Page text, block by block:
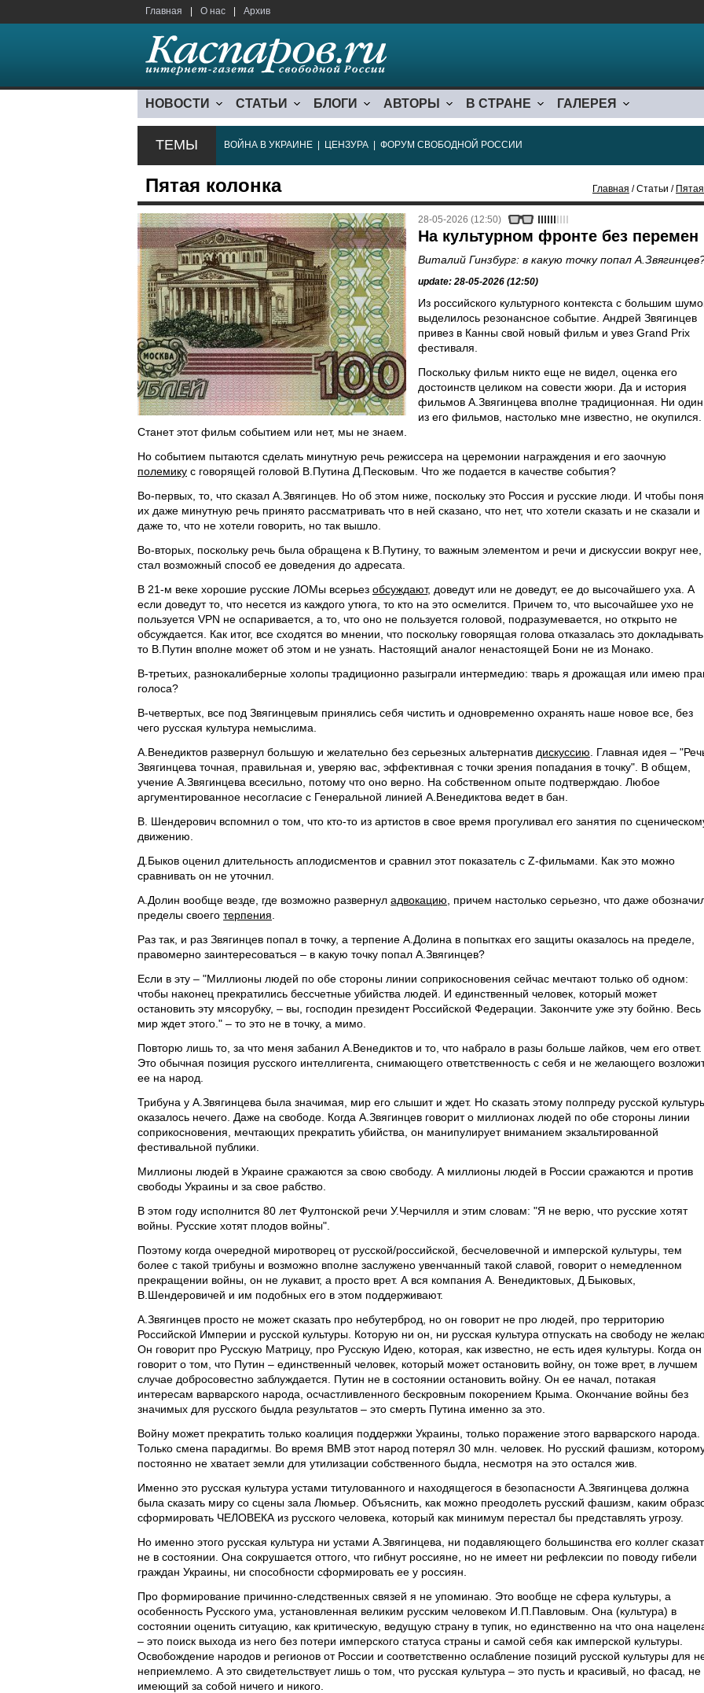
Главная О нас Архив
НОВОСТИ СТАТЬИ БЛОГИ АВТОРЫ В СТРАНЕ ГАЛЕРЕЯ
ТЕМЫ ВОЙНА В УКРАИНЕ ЦЕНЗУРА ФОРУМ СВОБОДНОЙ РОССИИ
Пятая колонка Главная / Статьи /
28-05-2026 (12:50)
На культурном фронте без перемен
Виталий Гинзбург: в какую точку попал
update: 28-05-2026 (12:50)
Из российского культурного контекста с большим
выделилось резонансное событие. Андрей Звягинцев
привез в Канны свой новый фильм и увез Grand Prix
фестиваля.
Поскольку фильм никто еще не видел, оценка его
достоинств целиком на совести жюри. Да и история
фильмов А.Звягинцева вполне традиционная. Ни один
из его фильмов, настолько мне известно, не окупился.
Станет этот фильм событием или нет, мы не знаем.
Но событием пытаются сделать минутную речь режиссера на церемонии награждения и его заочную
полемику с говорящей головой В.Путина Д.Песковым. Что же подается в качестве события?
Во-первых, то, что сказал А.Звягинцев. Но об этом ниже, поскольку это Россия и русские люди. И чтобы
их даже минутную речь принято рассматривать что в ней сказано, что нет, что хотели сказать и не сказали и
даже то, что не хотели говорить, но так вышло.
Во-вторых, поскольку речь была обращена к В.Путину, то важным элементом и речи и дискуссии вокруг нее,
стал возможный способ ее доведения до адресата.
В 21-м веке хорошие русские ЛОМы всерьез обсуждают, доведут или не доведут, ее до высочайшего уха. А
если доведут то, что несется из каждого утюга, то кто на это осмелится. Причем то, что высочайшее ухо не
пользуется VPN не оспаривается, а то, что оно не пользуется головой, подразумевается, но открыто не
обсуждается. Как итог, все сходятся во мнении, что поскольку говорящая голова отказалась это докладывать,
то В.Путин вполне может об этом и не узнать. Настоящий аналог ненастоящей Бони не из Монако.
В-третьих, разнокалиберные холопы традиционно разыграли интермедию: тварь я дрожащая или имею
голоса?
В-четвертых, все под Звягинцевым принялись себя чистить и одновременно охранять наше новое все, без
чего русская культура немыслима.
А.Венедиктов развернул большую и желательно без серьезных альтернатив дискуссию . Главная идея –
Звягинцева точная, правильная и, уверяю вас, эффективная с точки зрения попадания в точку". В общем,
учение А.Звягинцева всесильно, потому что оно верно. На собственном опыте подтверждаю. Любое
аргументированное несогласие с Генеральной линией А.Венедиктова ведет в бан.
В. Шендерович вспомнил о том, что кто-то из артистов в свое время прогуливал его занятия по
движению.
Д.Быков оценил длительность аплодисментов и сравнил этот показатель с Z-фильмами. Как это можно
сравнивать он не уточнил.
А.Долин вообще везде, где возможно развернул адвокацию , причем настолько серьезно, что даже
пределы своего терпения
Раз так, и раз Звягинцев попал в точку, а терпение А.Долина в попытках его защиты оказалось на пределе,
правомерно заинтересоваться – в какую точку попал А.Звягинцев?
Если в эту – "Миллионы людей по обе стороны линии соприкосновения сейчас мечтают только об одном:
чтобы наконец прекратились бессчетные убийства людей. И единственный человек, который может
остановить эту мясорубку, – вы, господин президент Российской Федерации. Закончите уже эту бойню. Весь
мир ждет этого." – то это не в точку, а мимо.
Повторю лишь то, за что меня забанил А.Венедиктов и то, что набрало в разы больше лайков, чем его ответ.
Это обычная позиция русского интеллигента, снимающего ответственность с себя и не желающего
ее на народ.
Трибуна у А.Звягинцева была значимая, мир его слышит и ждет. Но сказать этому полпреду русской
оказалось нечего. Даже на свободе. Когда А.Звягинцев говорит о миллионах людей по обе стороны линии
соприкосновения, мечтающих прекратить убийства, он манипулирует вниманием экзальтированной
фестивальной публики.
Миллионы людей в Украине сражаются за свою свободу. А миллионы людей в России сражаются и против
свободы Украины и за свое рабство.
В этом году исполнится 80 лет Фултонской речи У.Черчилля и этим словам: "Я не верю, что русские хотят
войны. Русские хотят плодов войны".
Поэтому когда очередной миротворец от русской/российской, бесчеловечной и имперской культуры, тем
более с такой трибуны и возможно вполне заслужено увенчанный такой славой, говорит о немедленном
прекращении войны, он не лукавит, а просто врет. А вся компания А. Венедиктовых, Д.Быковых,
В.Шендеровичей и им подобных его в этом поддерживают.
А.Звягинцев просто не может сказать про небутерброд, но он говорит не про людей, про территорию
Российской Империи и русской культуры. Которую ни он, ни русская культура отпускать на свободу не
Он говорит про Русскую Матрицу, про Русскую Идею, которая, как известно, не есть идея культуры. Когда он
говорит о том, что Путин – единственный человек, который может остановить войну, он тоже врет, в лучшем
случае добросовестно заблуждается. Путин не в состоянии остановить войну. Он ее начал, потакая
интересам варварского народа, осчастливленного бескровным покорением Крыма. Окончание войны без
значимых для русского быдла результатов – это смерть Путина именно за это.
Войну может прекратить только коалиция поддержки Украины, только поражение этого варварского народа.
Только смена парадигмы. Во время ВМВ этот народ потерял 30 млн. человек. Но русский фашизм,
постоянно не хватает земли для утилизации собственного быдла, несмотря на это остался жив.
Именно это русская культура устами титулованного и находящегося в безопасности А.Звягинцева должна
была сказать миру со сцены зала Люмьер. Объяснить, как можно преодолеть русский фашизм, каким
сформировать ЧЕЛОВЕКА из русского человека, который как минимум перестал бы представлять угрозу.
Но именно этого русская культура ни устами А.Звягинцева, ни подавляющего большинства его коллег
не в состоянии. Она сокрушается оттого, что гибнут россияне, но не имеет ни рефлексии по поводу гибели
граждан Украины, ни способности сформировать ее у россиян.
Про формирование причинно-следственных связей я не упоминаю. Это вообще не сфера культуры, а
особенность Русского ума, установленная великим русским человеком И.П.Павловым. Она (культура) в
состоянии оценить ситуацию, как критическую, ведущую страну в тупик, но единственно на что она
– это поиск выхода из него без потери имперского статуса страны и самой себя как имперской культуры.
Освобождение народов и регионов от России и соответственно ослабление позиций русской культуры для
неприемлемо. А это свидетельствует лишь о том, что русская культура – это пусть и красивый, но фасад, не
имеющий за собой ничего и никого.